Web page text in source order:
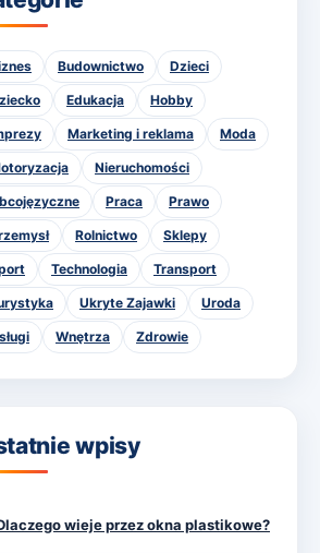
Budownictwo Dzieci
Edukacja Hobby
Marketing i reklama Moda
Nieruchomości
Praca Prawo
Rolnictwo Sklepy
Technologia Transport
Ukryte Zajawki Uroda
Wnętrza Zdrowie
wpisy
wieje przez okna plastikowe?